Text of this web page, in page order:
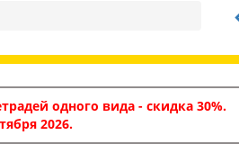
одного вида - скидка 30%.
2026.